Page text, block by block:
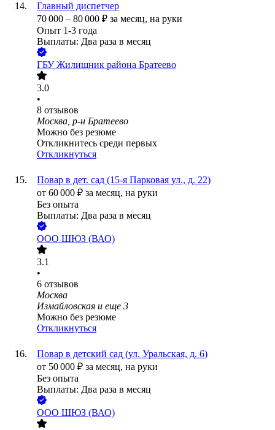
Главный диспетчер
70 000 – 80 000 ₽ за месяц, на руки
Опыт 1-3 года
Выплаты: Два раза в месяц
ГБУ Жилищник района Братеево
3.0
•
8 отзывов
Москва, р-н Братеево
Можно без резюме
Откликнитесь среди первых
Откликнуться
Повар в дет. сад (15-я Парковая ул., д. 22)
от 60 000 ₽ за месяц, на руки
Без опыта
Выплаты: Два раза в месяц
ООО ШЮЗ (ВАО)
3.1
•
6 отзывов
Москва
Измайловская и еще 3
Можно без резюме
Откликнуться
Повар в детский сад (ул. Уральская, д. 6)
от 50 000 ₽ за месяц, на руки
Без опыта
Выплаты: Два раза в месяц
ООО ШЮЗ (ВАО)